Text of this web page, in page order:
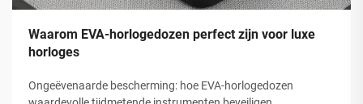
Waarom EVA-horlogedozen perfect zijn voor luxe
horloges
Ongeëvenaarde bescherming: hoe EVA-horlogedozen